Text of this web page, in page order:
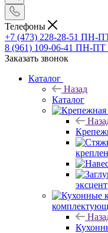
Телефоны
+7 (473) 228-28-51 ПН-ПТ
8 (961) 109-06-41 ПН-ПТ
Заказать звонок
Каталог
Назад
Каталог